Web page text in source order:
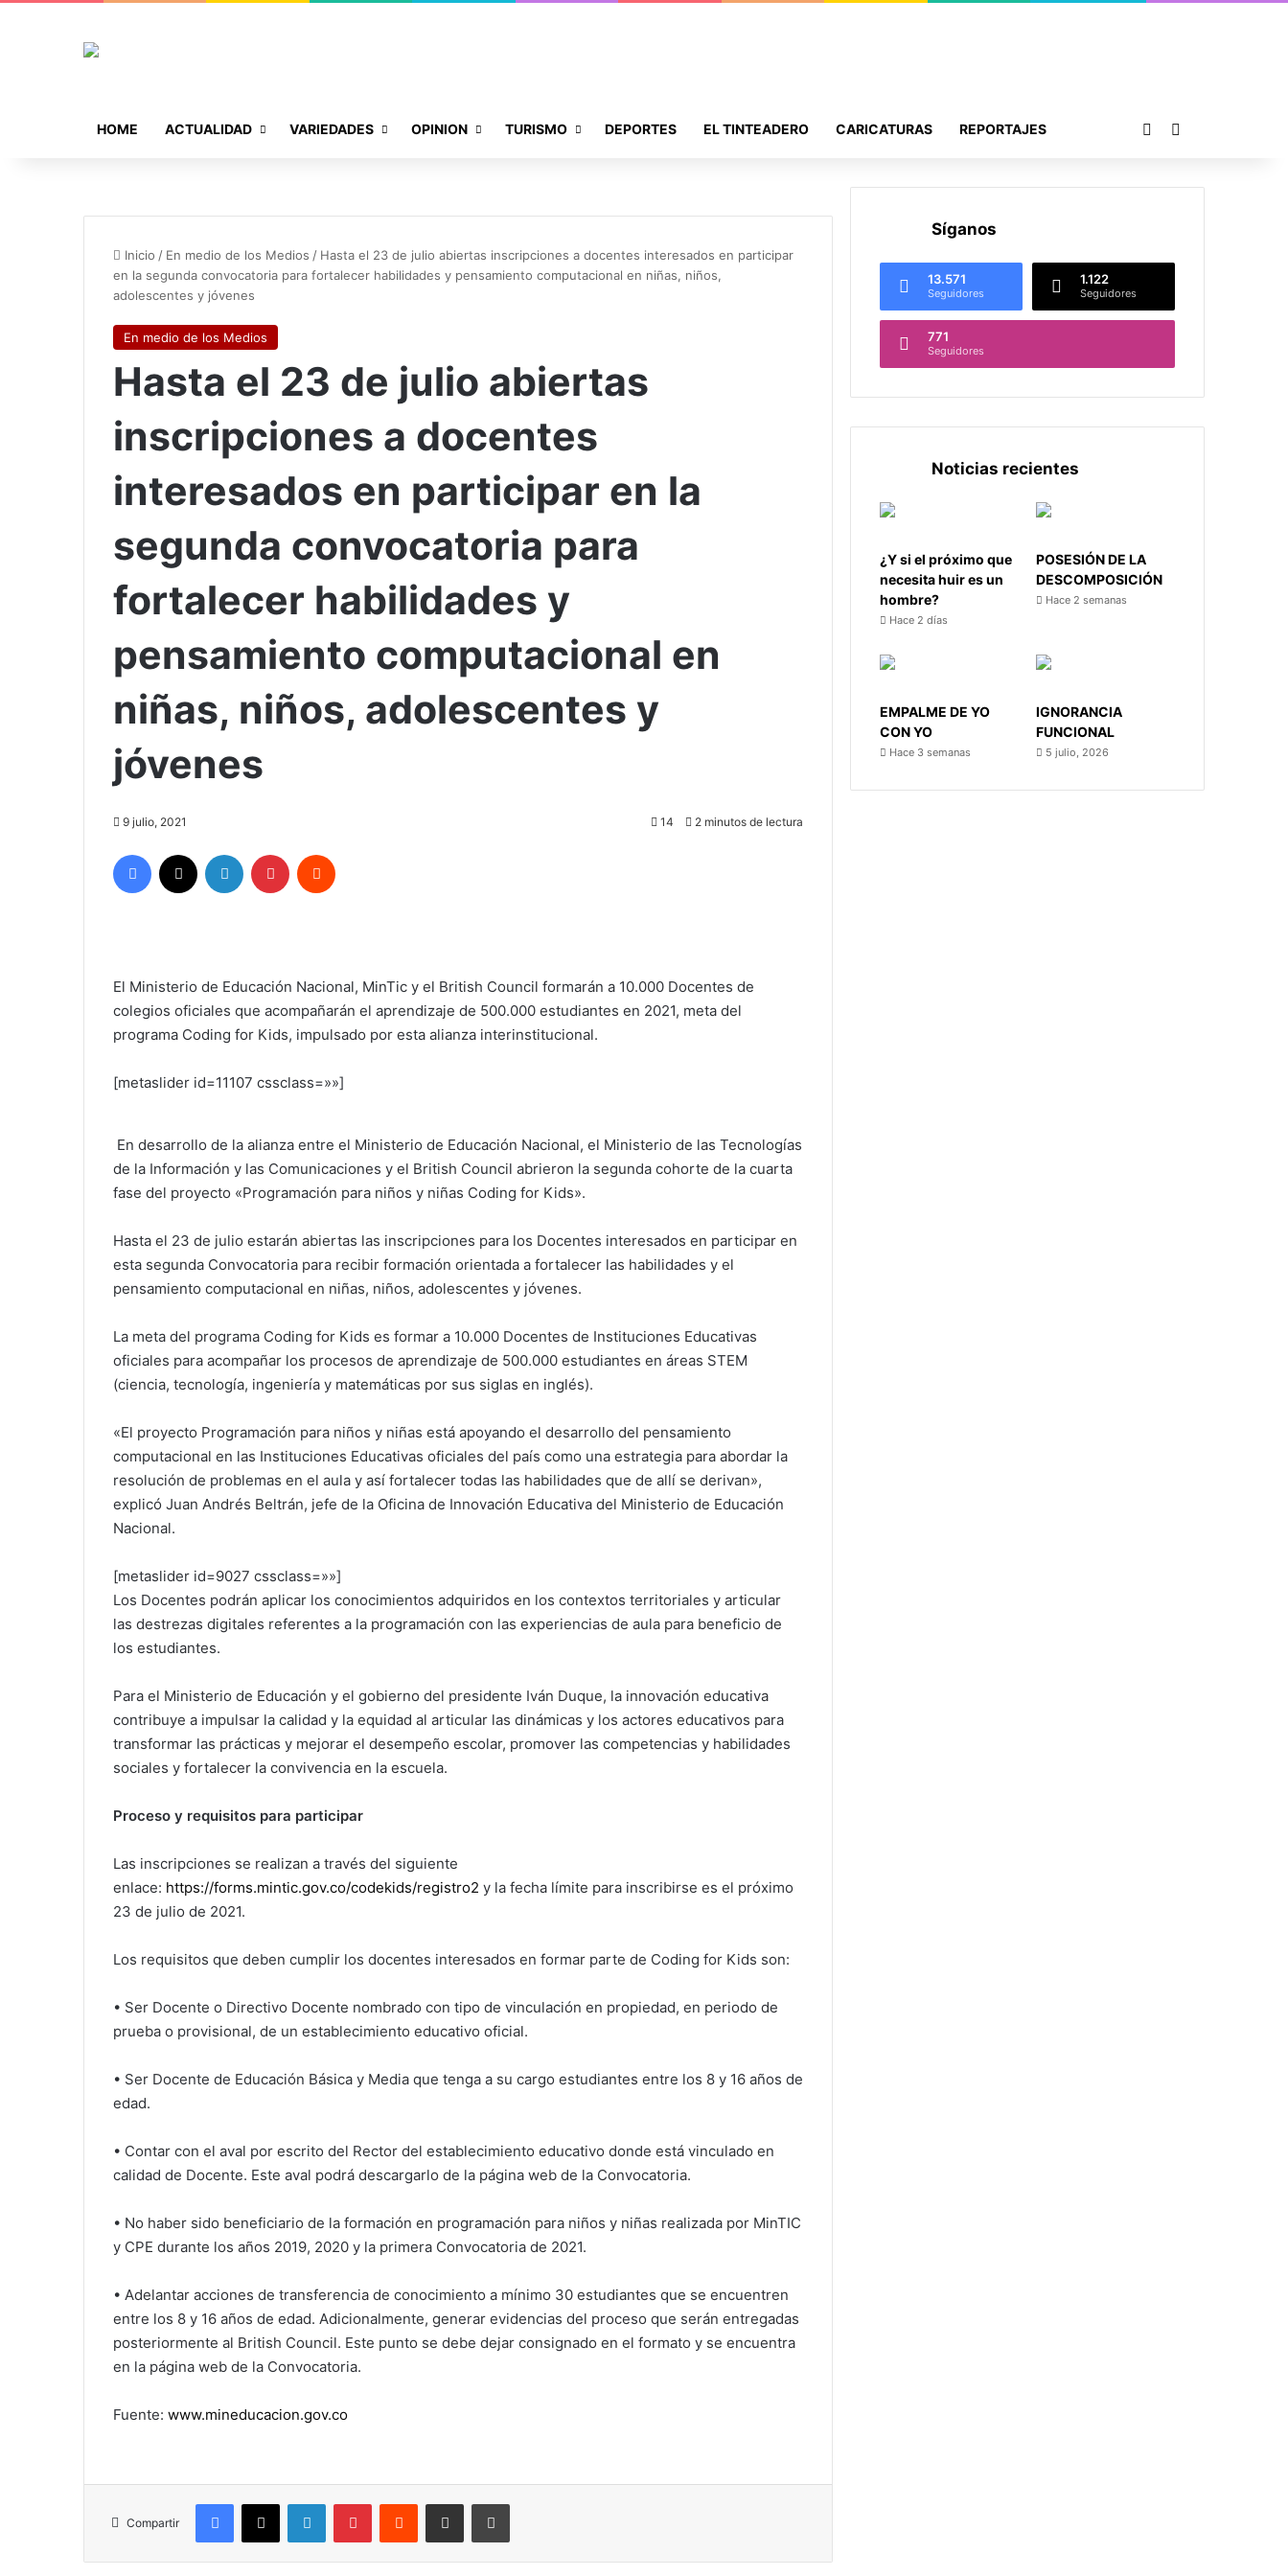
HOME ACTUALIDAD VARIEDADES OPINION TURISMO DEPORTES EL TINTEADERO CARICATURAS REPORTAJES Publicación al azar
Inicio / En medio de los Medios / Hasta el 23 de julio abiertas inscripciones a docentes interesados en participar
en la segunda convocatoria para fortalecer habilidades y pensamiento computacional en niñas, niños,
adolescentes y jóvenes
En medio de los Medios
Hasta el 23 de julio abiertas
inscripciones a docentes
interesados en participar en la
segunda convocatoria para
fortalecer habilidades y
pensamiento computacional en
niñas, niños, adolescentes y
jóvenes
9 julio, 2021 14 2 minutos de lectura
Facebook LinkedIn Pinterest
El Ministerio de Educación Nacional, MinTic y el British Council formarán a 10.000 Docentes de
colegios oficiales que acompañarán el aprendizaje de 500.000 estudiantes en 2021, meta del
programa Coding for Kids, impulsado por esta alianza interinstitucional.
[metaslider id=11107 cssclass=»»]
En desarrollo de la alianza entre el Ministerio de Educación Nacional, el Ministerio de las Tecnologías
de la Información y las Comunicaciones y el British Council abrieron la segunda cohorte de la cuarta
fase del proyecto «Programación para niños y niñas Coding for Kids».
Hasta el 23 de julio estarán abiertas las inscripciones para los Docentes interesados en participar en
esta segunda Convocatoria para recibir formación orientada a fortalecer las habilidades y el
pensamiento computacional en niñas, niños, adolescentes y jóvenes.
La meta del programa Coding for Kids es formar a 10.000 Docentes de Instituciones Educativas
oficiales para acompañar los procesos de aprendizaje de 500.000 estudiantes en áreas STEM
(ciencia, tecnología, ingeniería y matemáticas por sus siglas en inglés).
«El proyecto Programación para niños y niñas está apoyando el desarrollo del pensamiento
computacional en las Instituciones Educativas oficiales del país como una estrategia para abordar la
resolución de problemas en el aula y así fortalecer todas las habilidades que de allí se derivan»,
explicó Juan Andrés Beltrán, jefe de la Oficina de Innovación Educativa del Ministerio de Educación
Nacional.
[metaslider id=9027 cssclass=»»]
Los Docentes podrán aplicar los conocimientos adquiridos en los contextos territoriales y articular
las destrezas digitales referentes a la programación con las experiencias de aula para beneficio de
los estudiantes.
Para el Ministerio de Educación y el gobierno del presidente Iván Duque, la innovación educativa
contribuye a impulsar la calidad y la equidad al articular las dinámicas y los actores educativos para
transformar las prácticas y mejorar el desempeño escolar, promover las competencias y habilidades
sociales y fortalecer la convivencia en la escuela.
Proceso y requisitos para participar
Las inscripciones se realizan a través del siguiente
enlace: https://forms.mintic.gov.co/codekids/registro2 y la fecha límite para inscribirse es el próximo
23 de julio de 2021.
Los requisitos que deben cumplir los docentes interesados en formar parte de Coding for Kids son:
• Ser Docente o Directivo Docente nombrado con tipo de vinculación en propiedad, en periodo de
prueba o provisional, de un establecimiento educativo oficial.
• Ser Docente de Educación Básica y Media que tenga a su cargo estudiantes entre los 8 y 16 años de
edad.
• Contar con el aval por escrito del Rector del establecimiento educativo donde está vinculado en
calidad de Docente. Este aval podrá descargarlo de la página web de la Convocatoria.
• No haber sido beneficiario de la formación en programación para niños y niñas realizada por MinTIC
y CPE durante los años 2019, 2020 y la primera Convocatoria de 2021.
• Adelantar acciones de transferencia de conocimiento a mínimo 30 estudiantes que se encuentren
entre los 8 y 16 años de edad. Adicionalmente, generar evidencias del proceso que serán entregadas
posteriormente al British Council. Este punto se debe dejar consignado en el formato y se encuentra
en la página web de la Convocatoria.
Fuente: www.mineducacion.gov.co
Compartir
Facebook
X LinkedInPinterestReddit Compartir por correo electrónicoImprimir
Síganos
13.571
Seguidores
1.122
Seguidores
771
Seguidores
Noticias recientes
¿Y si el próximo que
necesita huir es un
hombre?
Hace 2 días
POSESIÓN DE LA
DESCOMPOSICIÓN
Hace 2 semanas
EMPALME DE YO
CON YO
Hace 3 semanas
IGNORANCIA
FUNCIONAL
5 julio, 2026